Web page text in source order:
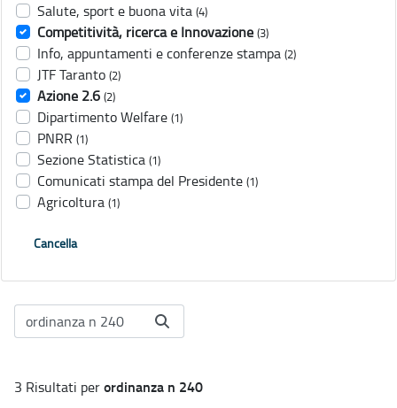
Salute, sport e buona vita (4)
Competitività, ricerca e Innovazione (3)
Info, appuntamenti e conferenze stampa (2)
JTF Taranto (2)
Azione 2.6 (2)
Dipartimento Welfare (1)
PNRR (1)
Sezione Statistica (1)
Comunicati stampa del Presidente (1)
Agricoltura (1)
Cancella
3 Risultati perordinanza n 240